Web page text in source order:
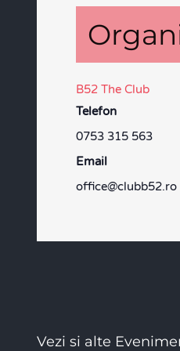
B52 The Club
Telefon
0753 315 563
Email
office@clubb52.ro
Vezi si alte